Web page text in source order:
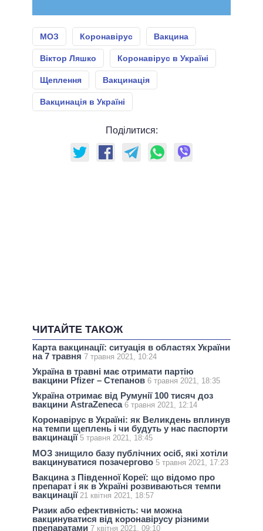
МОЗ Коронавірус Вакцина
Віктор Ляшко Коронавірус в Україні
Щеплення Вакцинація
Вакцинація в Україні
Поділитися:
ЧИТАЙТЕ ТАКОЖ
Карта вакцинації: ситуація в областях України
на 7 травня 7 травня 2021, 10:24
Україна в травні має отримати партію
вакцини Pfizer – Степанов 6 травня 2021, 18:35
Україна отримає від Румунії 100 тисяч доз
вакцини AstraZeneca 6 травня 2021, 12:14
Коронавірус в Україні: як Великдень вплинув
на темпи щеплень і чи будуть у нас паспорти
вакцинації 5 травня 2021, 18:45
МОЗ знищило базу публічних осіб, які хотіли
вакцинуватися позачергово 5 травня 2021, 17:23
Вакцина з Південної Кореї: що відомо про
препарат і як в Україні розвиваються темпи
вакцинації 21 квітня 2021, 18:57
Ризик або ефективність: чи можна
вакцинуватися від коронавірусу різними
препаратами 7 квітня 2021, 09:10